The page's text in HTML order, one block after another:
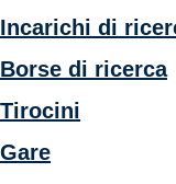
Incarichi di
Borse di ricerca
Tirocini
Gare